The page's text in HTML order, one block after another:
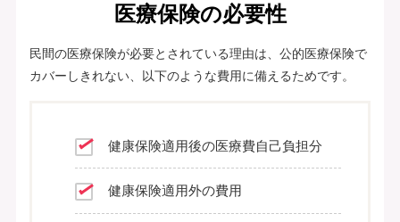
医療保険の必要性
民間の医療保険が必要とされている理由は、公的医療保険で
カバーしきれない、以下のような費用に備えるためです。
健康保険適用後の医療費自己負担分
健康保険適用外の費用